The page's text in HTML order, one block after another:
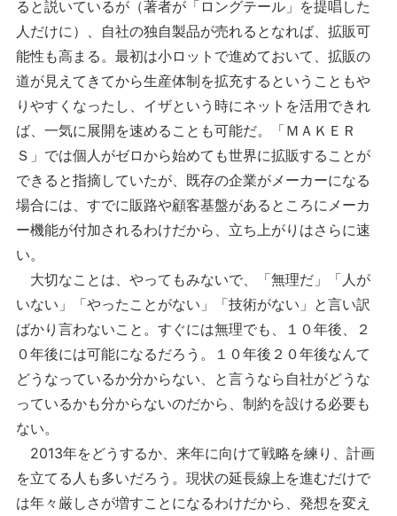
ると説いているが（著者が「ロングテール」を提唱した
人だけに）、自社の独自製品が売れるとなれば、拡販可
能性も高まる。最初は小ロットで進めておいて、拡販の
道が見えてきてから生産体制を拡充するということもや
りやすくなったし、イザという時にネットを活用できれ
ば、一気に展開を速めることも可能だ。「ＭＡＫＥＲ
Ｓ」では個人がゼロから始めても世界に拡販することが
できると指摘していたが、既存の企業がメーカーになる
場合には、すでに販路や顧客基盤があるところにメーカ
ー機能が付加されるわけだから、立ち上がりはさらに速
い。
大切なことは、やってもみないで、「無理だ」「人が
いない」「やったことがない」「技術がない」と言い訳
ばかり言わないこと。すぐには無理でも、１０年後、２
０年後には可能になるだろう。１０年後２０年後なんて
どうなっているか分からない、と言うなら自社がどうな
っているかも分からないのだから、制約を設ける必要も
ない。
2013年をどうするか、来年に向けて戦略を練り、計画
を立てる人も多いだろう。現状の延長線上を進むだけで
は年々厳しさが増すことになるわけだから、発想を変え